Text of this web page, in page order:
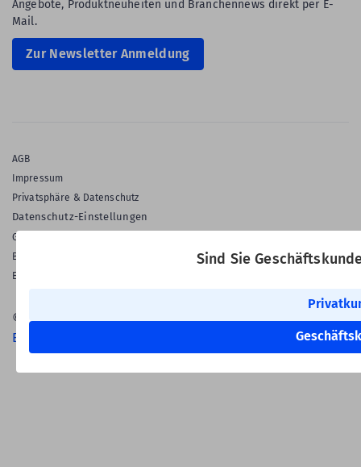
Sind Sie
Angebote, Produktneuheiten und Branchennews direkt per E-
Mail.
Zur Newsletter Anmeldung
AGB
Impressum
Privatsphäre & Datenschutz
Datenschutz-Einstellungen
Gewährleistung
Barrierefreiheitserklärung
English Language
© 2026 Labelident GmbH
Ein Unternehmen der Klaus Kroschke Gruppe